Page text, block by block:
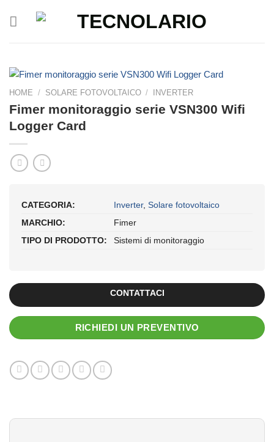
HOME / SOLARE FOTOVOLTAICO / INVERTER
Fimer monitoraggio serie VSN300 Wifi
Logger Card
CATEGORIA: Inverter, Solare fotovoltaico
MARCHIO:
Fimer
TIPO DI PRODOTTO:
Sistemi di monitoraggio
CONTATTACI
RICHIEDI UN PREVENTIVO